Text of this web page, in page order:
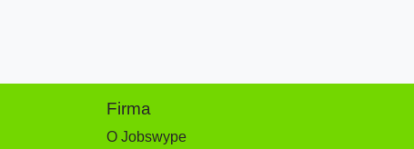
Firma
O Jobswype